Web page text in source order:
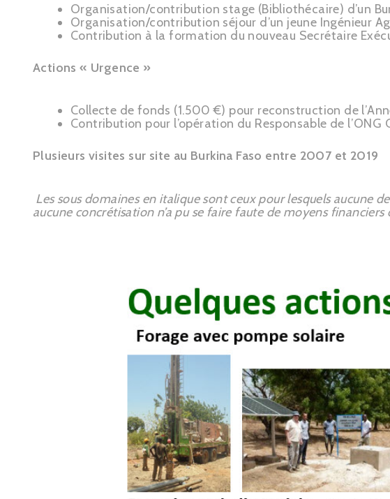
Organisation/contribution stage (Bibliothécaire) d’un
Organisation/contribution séjour d’un jeune Ingénieur
Contribution à la formation du nouveau Secrétaire
Actions « Urgence »
Collecte de fonds (1.500 €) pour reconstruction de
Contribution pour l’opération du Responsable de l’ONG
Plusieurs visites sur site au Burkina Faso entre 2007 et 2019
Les sous domaines en italique sont ceux pour lesquels aucune
aucune concrétisation n’a pu se faire faute de moyens financiers